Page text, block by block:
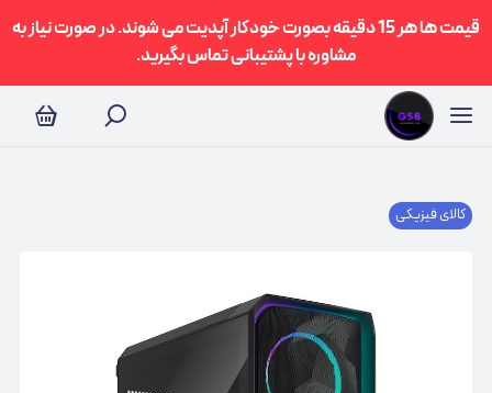
قیمت ها هر 15 دقیقه بصورت خودکار آپدیت می شوند. در صورت نیاز به
مشاوره با پشتیبانی تماس بگیرید.
کالای فیزیکی